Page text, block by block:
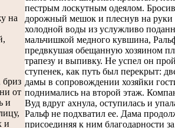
на
бриз
от
и
и
пестрым лоскутным одеялом.
дорожный мешок и плеснув на руки
холодной воды из услужливо
мальчишкой медного кувшина,
предвкушая обещанную хозяином
трапезу и выпивку. Не успел он
ступенек, как путь был перекрыт:
дамы в сопровождении хозяйки
поднимались на второй этаж.
Вуд вдруг ахнула, оступилась и
Ральф не подхватил ее. Дама
присоединяя к ним благодарности за